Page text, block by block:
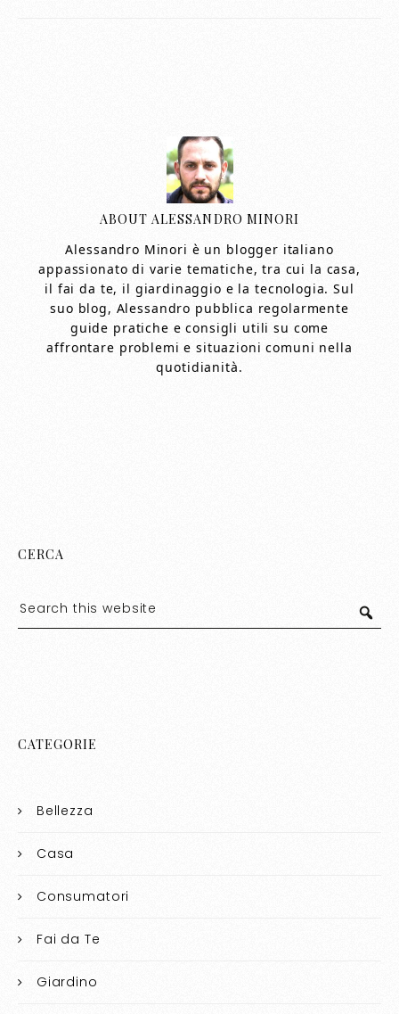
ABOUT ALESSANDRO MINORI
Alessandro Minori è un blogger italiano
appassionato di varie tematiche, tra cui la casa,
il fai da te, il giardinaggio e la tecnologia. Sul
suo blog, Alessandro pubblica regolarmente
guide pratiche e consigli utili su come
affrontare problemi e situazioni comuni nella
quotidianità.
CERCA
CATEGORIE
Bellezza
Casa
Consumatori
Fai da Te
Giardino